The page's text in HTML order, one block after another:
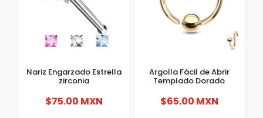
Nariz Engarzado Estrella
zirconia
$75.00 MXN
Argolla Fácil de Abrir
Templado Dorado
$65.00 MXN